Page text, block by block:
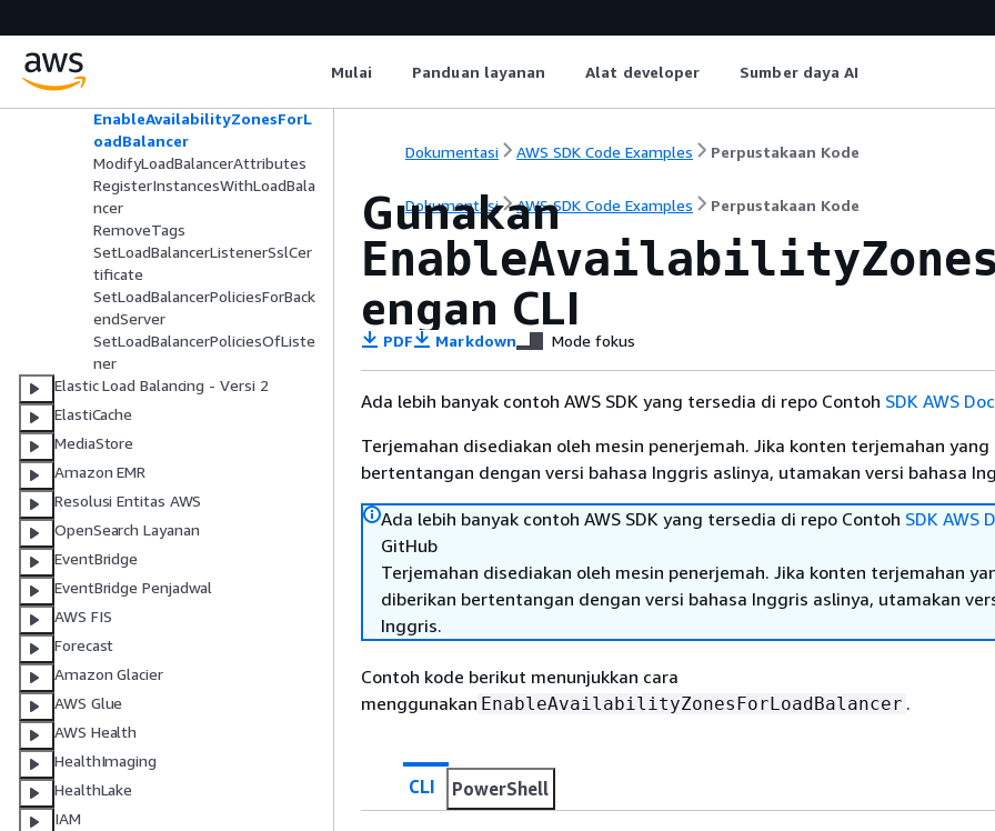
Mulai Panduan layanan Alat developer Sumber daya AI
EnableAvailabilityZonesForL
oadBalancer
ModifyLoadBalancerAttributes
RegisterInstancesWithLoadBala
ncer
RemoveTags
SetLoadBalancerListenerSslCer
tificate
SetLoadBalancerPoliciesForBack
endServer
SetLoadBalancerPoliciesOfListe
ner
Elastic Load Balancing - Versi 2
ElastiCache
MediaStore
Amazon EMR
Resolusi Entitas AWS
OpenSearch Layanan
EventBridge
EventBridge Penjadwal
AWS FIS
Forecast
Amazon Glacier
AWS Glue
AWS Health
HealthImaging
HealthLake
IAM
Dokumentasi AWS SDK Code Examples Perpustakaan Kode
Dokumentasi AWS SDK Code Examples Perpustakaan Kode
Gunakan
engan CLI
PDF Markdown Mode fokus
Ada lebih banyak contoh AWS SDK yang tersedia di repo Contoh SDK AWS Doc
Terjemahan disediakan oleh mesin penerjemah. Jika konten terjemahan yang
bertentangan dengan versi bahasa Inggris aslinya, utamakan versi bahasa
Ada lebih banyak contoh AWS SDK yang tersedia di repo Contoh SDK AWS
GitHub
Terjemahan disediakan oleh mesin penerjemah. Jika konten terjemahan
diberikan bertentangan dengan versi bahasa Inggris aslinya, utamakan
Inggris.
Contoh kode berikut menunjukkan cara
menggunakan EnableAvailabilityZonesForLoadBalancer .
CLI PowerShell